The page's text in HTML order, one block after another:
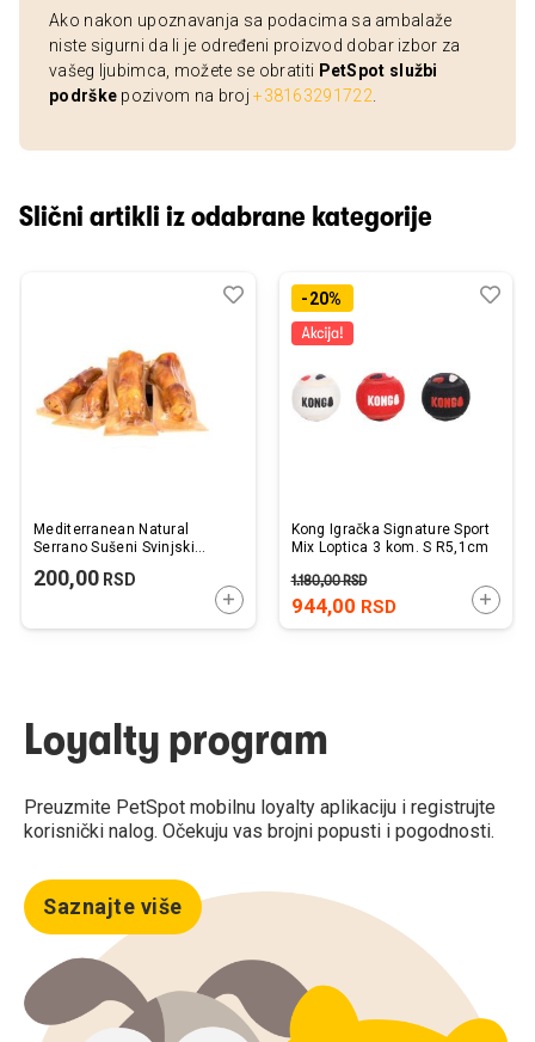
Ako nakon upoznavanja sa podacima sa ambalaže
niste sigurni da li je određeni proizvod dobar izbor za
vašeg ljubimca, možete se obratiti PetSpot službi
podrške pozivom na broj+38163291722
Slični artikli iz odabrane kategorije
Mediterranean Natural
Serrano Sušeni Svinjski
200,00 RSD
DODAJTE U KORPU
Dodaj
Uporedi-20%
Kong Igračka Signature Sport
Mix Loptica 3 kom. S R5,1cm
944,00 RSD
1.180,00RSD
Loyalty program
Preuzmite PetSpot mobilnu loyalty aplikaciju i registrujte
korisnički nalog. Očekuju vas brojni popusti i pogodnosti.
Saznajte više